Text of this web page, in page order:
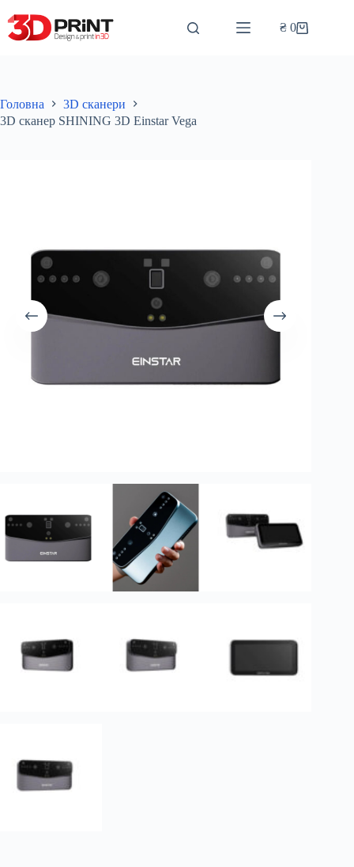
до
вмісту
Кошик
₴ 0
Головна
3D сканери
3D сканер SHINING 3D Einstar Vega